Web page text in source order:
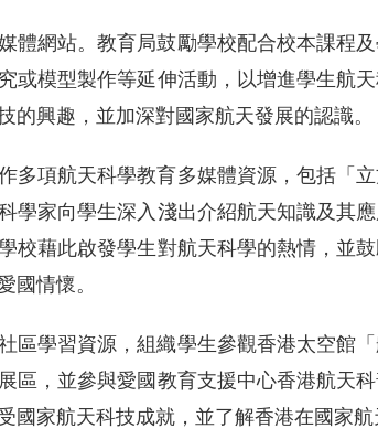
體網站。教育局鼓勵學校配合校本課程
或模型製作等延伸活動，以增進學生航
的興趣，並加深對國家航天發展的認識。
多項航天科學教育多媒體資源，包括「
學家向學生深入淺出介紹航天知識及其
校藉此啟發學生對航天科學的熱情，並
國情懷。
區學習資源，組織學生參觀香港太空館
區，並參與愛國教育支援中心香港航天
國家航天科技成就，並了解香港在國家航